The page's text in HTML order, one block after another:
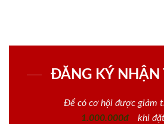
ĐĂNG KÝ NHẬN
Để có cơ hội được giảm
1.000.000đ
khi